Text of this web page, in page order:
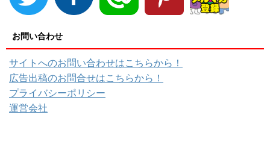
お問い合わせ
サイトへのお問い合わせはこちらから！
広告出稿のお問合せはこちらから！
プライバシーポリシー
運営会社